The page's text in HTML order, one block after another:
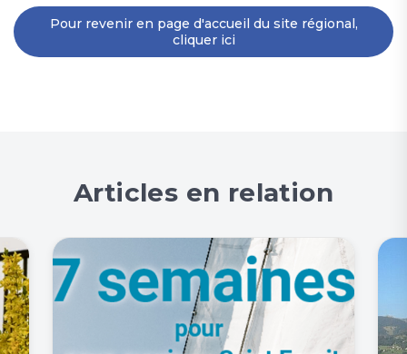
Pour revenir en page d'accueil du site régional,
cliquer ici
Articles en relation